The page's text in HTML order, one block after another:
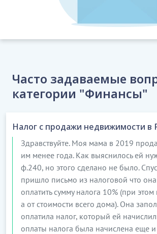
Часто задаваемые
категории "Финансы"
Налог с продажи недвижимости в
Здравствуйте. Моя мама в 2019
им менее года. Как выяснилось ей
ф.240, но этого сделано не было.
пришло письмо из налоговой что
оплатить сумму налога 10% (при
а от стоимости всего дома). Она
оплатила налог, который ей
оплаты налога была начислена еще